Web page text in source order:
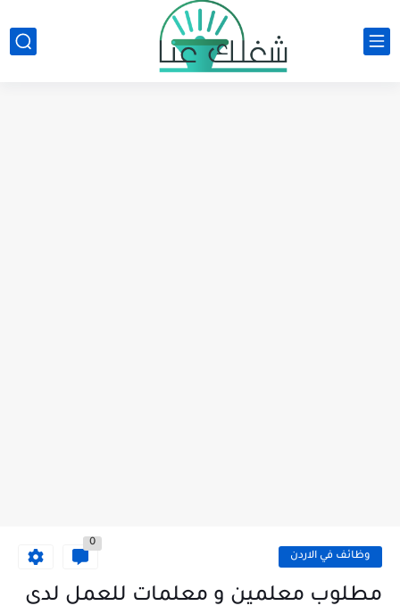
وظائف في الاردن
0
مطلوب معلمين و معلمات للعمل لدى